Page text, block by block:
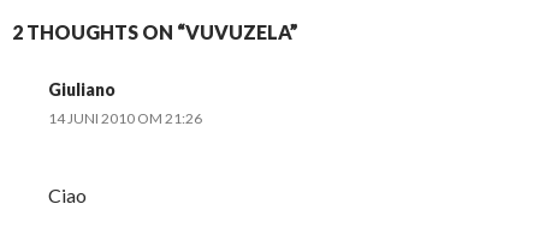
2 THOUGHTS ON “VUVUZELA”
Giuliano
14 JUNI 2010 OM 21:26
Ciao